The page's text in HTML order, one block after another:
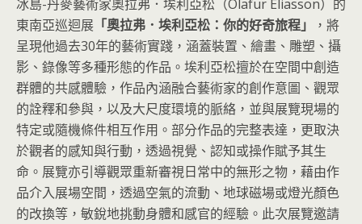
冰島-丹麥藝術家奧拉弗．埃利亞松（Olafur Eliasson）的
東南亞巡迴展 「奧拉弗．埃利亞松：你的好奇旅程」
，將
呈現他過去30年的藝術實踐，涵蓋裝置、繪畫、雕塑、攝
影、錄像等多種形態的作品。埃利亞松擅於在空間中創造
群體的共感體驗，作品內涵融合藝術家的創作意圖、觀眾
的詮釋和參與，以及大尺度環境的脈絡，並與展覽現場的
特定或隨機條件相互作用。部分作品的完整表達，更取決
於觀者的感知與行動，透過視覺、認知或操作賦予其生
命。展覽亦引導觀眾重新審視日常中的無形之物，藉由作
品介入展場空間，透過空氣的流動、地球磁場或燈光顏色
的改換等，敏銳地挑動身體和感官的經驗。此次展覽邀請